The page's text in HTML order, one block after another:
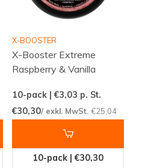
X-BOOSTER
X-Booster Extreme
Raspberry & Vanilla
10-pack | €3,03 p. St.
€30,30/ exkl. MwSt. €25,04
10-pack | €30,30